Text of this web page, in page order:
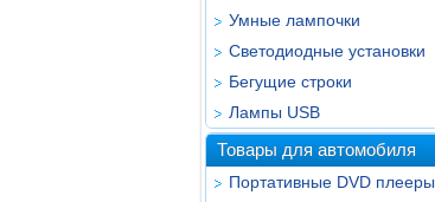
Умные лампочки
Светодиодные установки
Бегущие строки
Лампы USB
Товары для автомобиля
Портативные DVD плееры